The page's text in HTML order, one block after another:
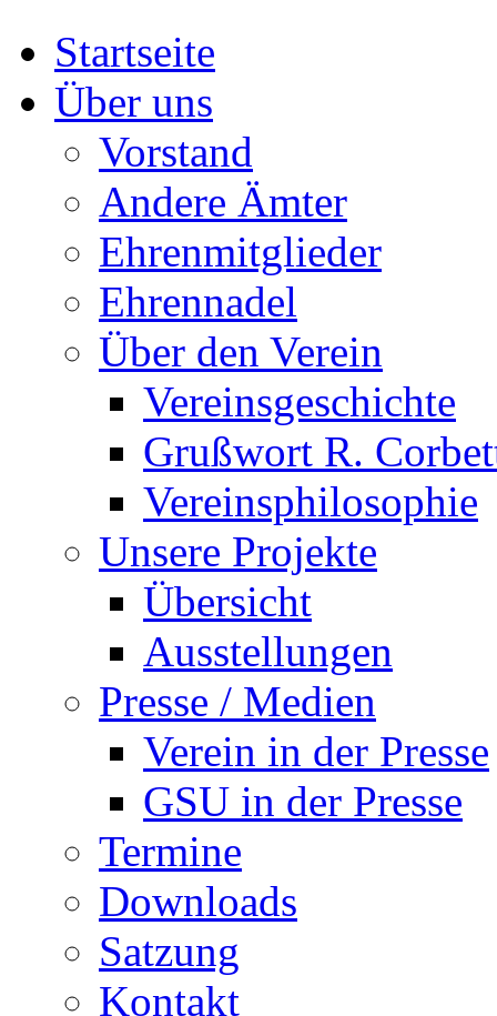
Startseite
Über uns
Vorstand
Andere Ämter
Ehrenmitglieder
Ehrennadel
Über den Verein
Vereinsgeschichte
Grußwort R.
Vereinsphilosophie
Unsere Projekte
Übersicht
Ausstellungen
Presse / Medien
Verein in der Presse
GSU in der Presse
Termine
Downloads
Satzung
Kontakt